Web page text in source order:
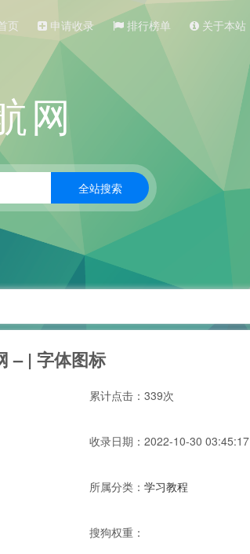
页 申请收录 排行榜单 关于本站
网
– | 字体图标
累计点击：339次
收录日期：2022-10-30 03:45:17
所属分类：学习教程
搜狗权重：